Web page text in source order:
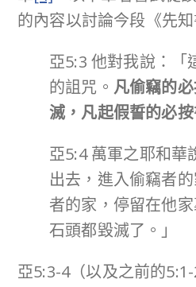
的內容以討論今段《先
亞5:3 他對我說：「
的詛咒。 凡偷竊的
滅，凡起假誓的必
亞5:4 萬軍之耶和華
出去，進入偷竊者
者的家，停留在他
石頭都毀滅了。」
亞5:3-4（以及之前的